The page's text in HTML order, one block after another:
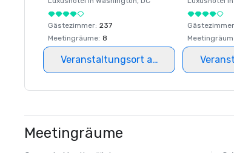
Gästezimmer: 237
Meetingräume: 8
Veranstaltungsort auswählen
Gästezimmer
Meetingräume